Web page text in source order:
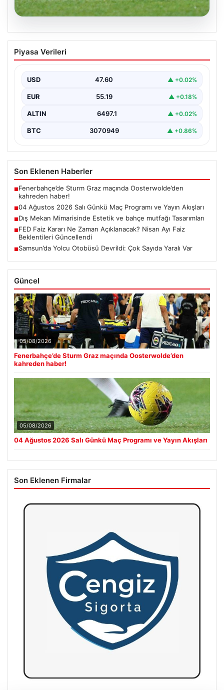
05.08.2026
04 Ağustos 2026 Salı Günkü Maç
Programı ve Yayın Akışları
oldukça hareketli ve heyecan verici bir…
Piyasa Verileri
USD 47.60 ▲ +0.02%
EUR 55.19 ▲ +0.18%
ALTIN 6497.1 ▲ +0.02%
BTC 3070949 ▲ +0.86%
Son Eklenen Haberler
■Fenerbahçe’de Sturm Graz maçında Oosterwolde’den
kahreden haber!
■04 Ağustos 2026 Salı Günkü Maç Programı ve Yayın Akışları
■Dış Mekan Mimarisinde Estetik ve bahçe mutfağı Tasarımları
■FED Faiz Kararı Ne Zaman Açıklanacak? Nisan Ayı Faiz
Beklentileri Güncellendi
■Samsun’da Yolcu Otobüsü Devrildi: Çok Sayıda Yaralı Var
Güncel
05/08/2026
Fenerbahçe’de Sturm Graz maçında Oosterwolde’den
kahreden haber!
05/08/2026
04 Ağustos 2026 Salı Günkü Maç Programı ve Yayın Akışları
Son Eklenen Firmalar